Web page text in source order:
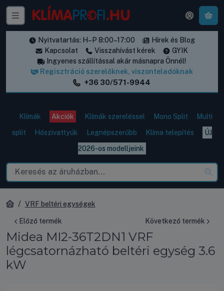
Nyitvatartás: H–P 8:00–17:00
Hírek és Blog
Kapcsolat
Visszahívást kérek
GYIK
Ingyenes szállítással akár másnapra Önnél!
Regisztráció szerelőknek, viszonteladóknak
+36 30/571-9944
Klímák Akciók Klímák szereléssel Mono Split
Multi
split
Hőszivattyúk Legnépszerűbb Klíma telepítés
ÚJ
2026-os modelljeink
VRF beltéri egységek
Előző termék Következő termék
Midea MI2-36T2DN1 VRF
légcsatornázható beltéri egység 3.6
kW